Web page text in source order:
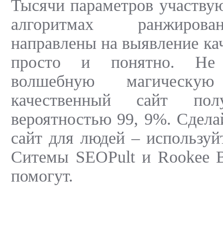
Тысячи параметров
алгоритмах
направлены на выявление
просто и понятно. Не
волшебную
качественный сайт
вероятностью 99, 9%.
сайт для людей –
Ситемы SEOPult и Rookee
помогут.